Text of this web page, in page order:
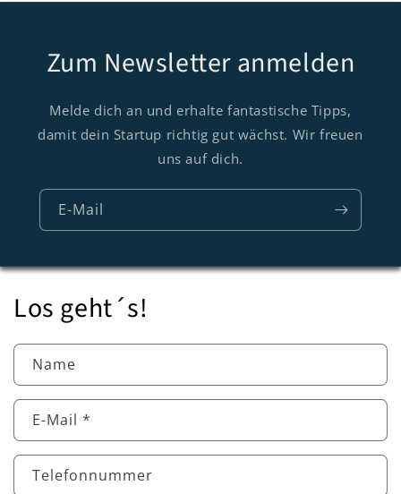
Zum Newsletter anmelden
Melde dich an und erhalte fantastische Tipps,
damit dein Startup richtig gut wächst. Wir freuen
uns auf dich.
E-Mail
Los geht´s!
Name
E-Mail *
Telefonnummer